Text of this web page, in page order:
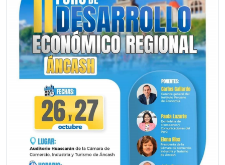
industria y turismo de Áncash.
HORA: 09:30 a.m.
FECHA: 26 y 27 de Octubre.
Llenar el formulario para asistir a la Charla Magistral. Te
esperamos el jueves, 26 de octubre a las 9:30 a.m., para el
Enlace de inscripcion :
https://forms.office.com/r/gWyp5w5vKM